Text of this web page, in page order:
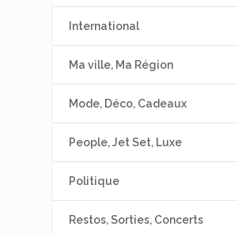
International
Ma ville, Ma Région
Mode, Déco, Cadeaux
People, Jet Set, Luxe
Politique
Restos, Sorties, Concerts